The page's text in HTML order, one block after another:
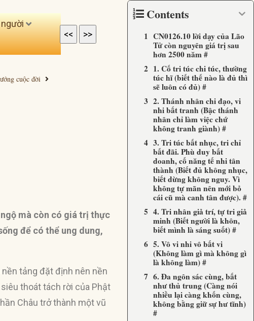
Contents
CN0126.10 lời dạy của Lão
Tử còn nguyên giá trị sau
hơn 2500 năm #
1. Cố tri túc chi túc, thường
túc hĩ (biết thế nào là đủ thì
sẽ luôn có đủ) #
2. Thánh nhân chi đạo, vi
nhi bất tranh (Bậc thánh
nhân chỉ làm việc chứ
không tranh giành) #
3. Tri túc bất nhục, tri chỉ
bất đãi. Phù duy bất
doanh, cố năng tế nhi tân
thành (Biết đủ không nhục,
biết dừng không nguy. Vì
không tự mãn nên mới bỏ
cái cũ mà canh tân được). #
4. Tri nhân giả trí, tự tri giả
minh (Biết người là khôn,
biết mình là sáng suốt) #
5. Vô vi nhi vô bất vi
(Không làm gì mà không gì
là không làm) #
6. Đa ngôn sác cùng, bất
như thủ trung (Càng nói
nhiều lại càng khốn cùng,
không bằng giữ sự hư tĩnh)
#
<< >>
cuộc đời
mà còn có giá trị thực
để có thể ung dung,
nền tảng đặt định nên nền
thoát tách rời của Phật
Châu trở thành một vũ